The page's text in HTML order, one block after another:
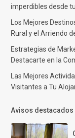
imperdibles desde
Los Mejores
Rural y el Arriendo
Estrategias de
Destacarte en la
Las Mejores
Visitantes a Tu
Avisos destacados